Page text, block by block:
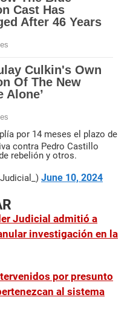
por 14 meses el plazo de
contra Pedro Castillo
rebelión y otros.
June 10, 2024
Judicial admitió a
investigación en la
por presunto
al sistema